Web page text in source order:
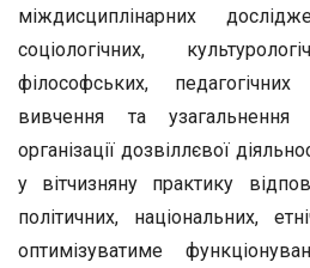
міждисциплінарних
соціологічних,
філософських,
вивчення та узагальнення
організації дозвіллєвої
у вітчизняну практику
політичних, національних,
оптимізуватиме